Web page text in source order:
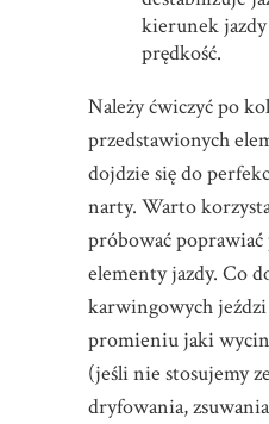
kierunek
prędkość.
Należy ćwiczyć po
przedstawionych
dojdzie się do
narty. Warto
próbować poprawiać
elementy jazdy. Co
karwingowych jeździ
promieniu jaki
(jeśli nie stosujemy
dryfowania,